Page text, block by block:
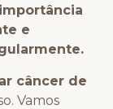
e
câncer de
Vamos